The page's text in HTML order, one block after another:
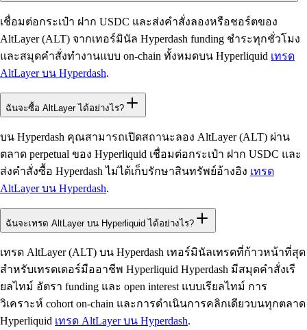
เชื่อมต่อกระเป๋า ฝาก USDC และส่งคำสั่งลองหรือชอร์ตของ
AltLayer (ALT) จากเทอร์มินัล Hyperdash funding ชำระทุกชั่วโมง
และสมุดคำสั่งทำงานแบบ on-chain ทั้งหมดบน Hyperliquid เทรด
AltLayer บน Hyperdash.
ฉันจะซื้อ AltLayer ได้อย่างไร?
บน Hyperdash คุณสามารถเปิดสถานะลอง AltLayer (ALT) ผ่าน
ตลาด perpetual ของ Hyperliquid เชื่อมต่อกระเป๋า ฝาก USDC และ
ส่งคำสั่งซื้อ Hyperdash ไม่ได้เก็บรักษาสินทรัพย์อ้างอิง เทรด
AltLayer บน Hyperdash.
ฉันจะเทรด AltLayer บน Hyperliquid ได้อย่างไร?
เทรด AltLayer (ALT) บน Hyperdash เทอร์มินัลเทรดที่ก้าวหน้าที่สุด
สำหรับเทรดเดอร์มืออาชีพ Hyperliquid Hyperdash มีสมุดคำสั่งเรี
ยลไทม์ อัตรา funding และ open interest แบบเรียลไทม์ การ
วิเคราะห์ cohort on-chain และการดำเนินการคลิกเดียวบนทุกตลาด
Hyperliquid เทรด AltLayer บน Hyperdash.